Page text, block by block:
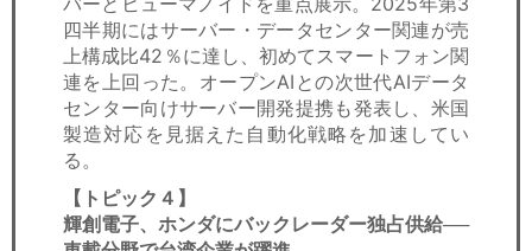
四半期にはサーバー・データセンター関連が売
上構成比42％に達し、初めてスマートフォン関
連を上回った。オープンAIとの次世代AIデータ
センター向けサーバー開発提携も発表し、米国
製造対応を見据えた自動化戦略を加速してい
る。
【トピック４】
輝創電子、ホンダにバックレーダー独占供給──